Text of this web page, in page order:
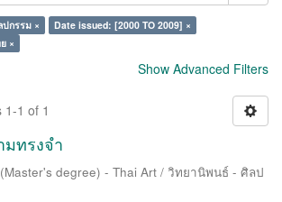
กรรม ×
Date issued: [2000 TO 2009] ×
×
Show Advanced Filters
1-1 of 1
มทรงจำ
degree) - Thai Art / วิทยานิพนธ์ - ศิลป